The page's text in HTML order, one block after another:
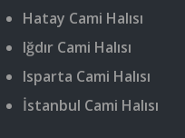
Hatay Cami Halısı
Iğdır Cami Halısı
Isparta Cami Halısı
İstanbul Cami Halısı